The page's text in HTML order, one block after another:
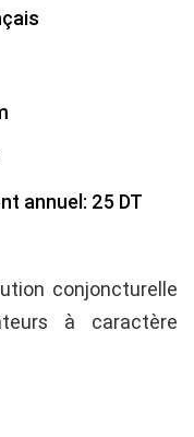
annuel: 25 DT
conjoncturelle
à caractère